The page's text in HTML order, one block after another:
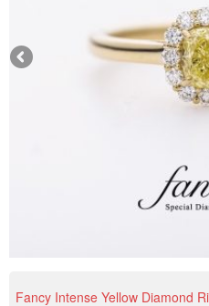
Fancy Intense Yellow Diamond